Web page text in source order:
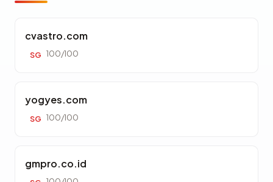
cvastro.com
SG 100/100
yogyes.com
SG 100/100
gmpro.co.id